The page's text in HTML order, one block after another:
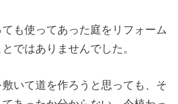
も使ってあった庭をリフォーム
ではありませんでした。
いて道を作ろうと思っても、そ